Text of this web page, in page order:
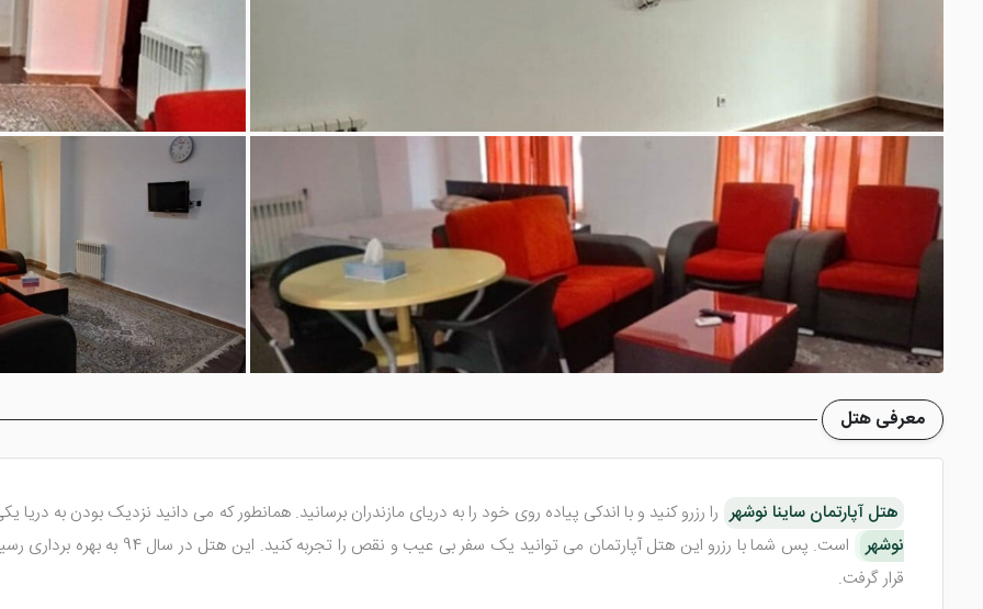
معرفی هتل
هتل آپارتمان ساینا نوشهر را رزرو کنید و با اندکی پیاده روی خود را به دریای مازندران برسانید. همانطور که می دانید نزدیک بودن
نوشهر
قرار گرفت.